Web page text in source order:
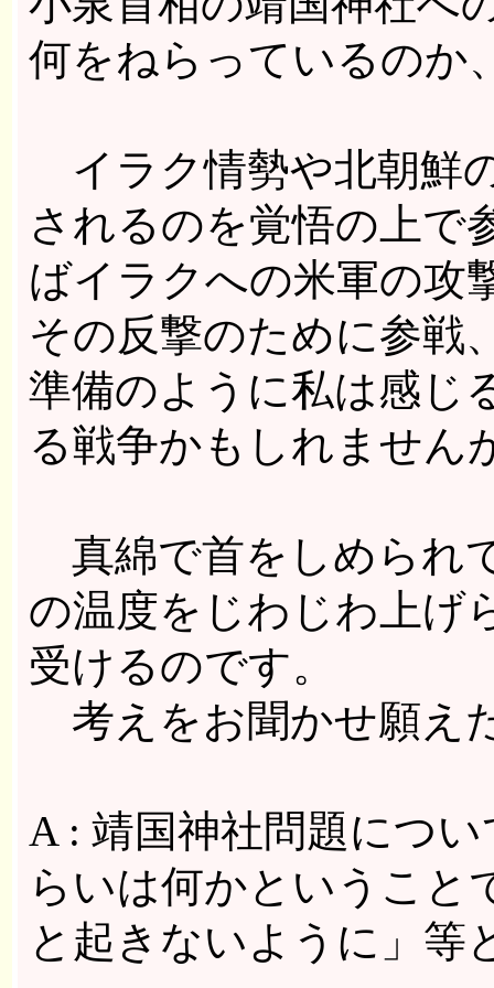
何をねらっているのか
イラク情勢や北朝鮮
されるのを覚悟の上で
ばイラクへの米軍の攻
その反撃のために参戦
準備のように私は感じ
る戦争かもしれません
真綿で首をしめられ
の温度をじわじわ上げ
受けるのです。
考えをお聞かせ願え
A : 靖国神社問題につ
らいは何かということ
と起きないように」等